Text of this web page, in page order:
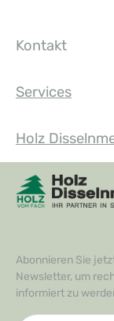
Kontakt
Services
Holz
Abonnieren Sie
Newsletter, um
informiert zu